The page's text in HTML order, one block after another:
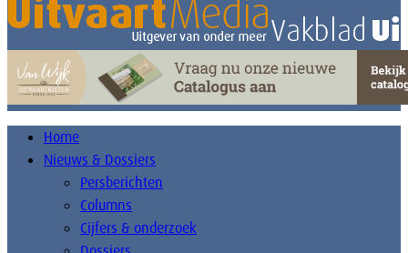
Home
Nieuws & Dossiers
Persberichten
Columns
Cijfers & onderzoek